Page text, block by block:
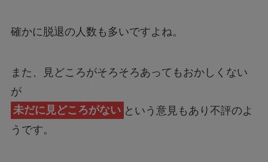
確かに脱退の人数も多いですよね。
また、見どころがそろそろあってもおかしくない
が
未だに見どころがない という意見もあり不評のよ
うです。